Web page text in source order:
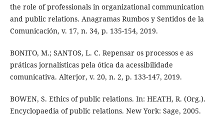
the role of professionals in organizational communication
and public relations. Anagramas Rumbos y Sentidos de la
Comunicación, v. 17, n. 34, p. 135-154, 2019.
BONITO, M.; SANTOS, L. C. Repensar os processos e as
práticas jornalísticas pela ótica da acessibilidade
comunicativa. Alterjor, v. 20, n. 2, p. 133-147, 2019.
BOWEN, S. Ethics of public relations. In: HEATH, R. (Org.).
Encyclopaedia of public relations. New York: Sage, 2005.